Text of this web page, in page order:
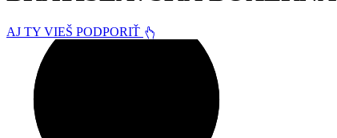
AJ TY VIEŠ PODPORIŤ